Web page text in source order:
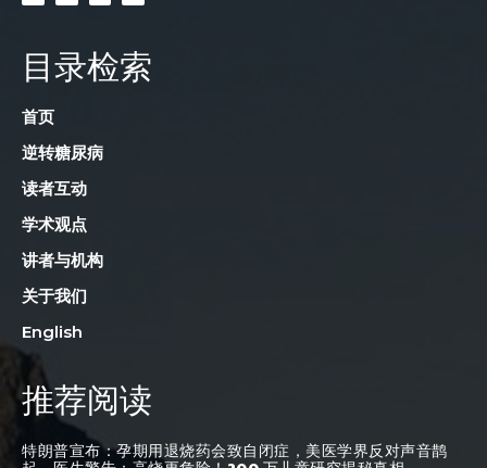
目录检索
首页
逆转糖尿病
读者互动
学术观点
讲者与机构
关于我们
English
推荐阅读
特朗普宣布：孕期用退烧药会致自闭症，美医学界反对声音鹊